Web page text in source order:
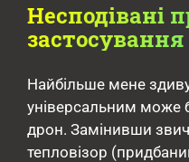
Несподівані
застосування
Найбільше мене
універсальним може
дрон. Замінивши
тепловізор